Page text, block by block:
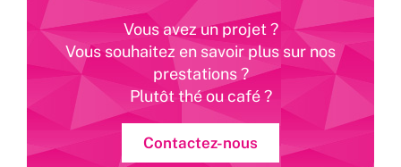
Vous avez un projet ?
Vous souhaitez en savoir plus sur nos
prestations ?
Plutôt thé ou café ?
Contactez-nous